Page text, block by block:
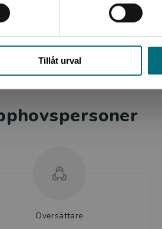
Tillåt urval
Översättare